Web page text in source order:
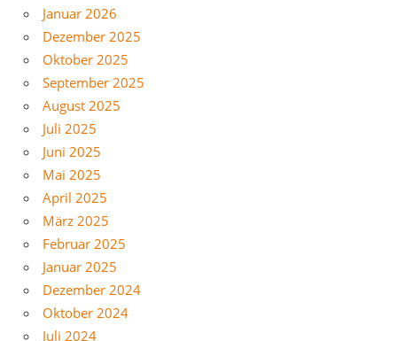
Januar 2026
Dezember 2025
Oktober 2025
September 2025
August 2025
Juli 2025
Juni 2025
Mai 2025
April 2025
März 2025
Februar 2025
Januar 2025
Dezember 2024
Oktober 2024
Juli 2024